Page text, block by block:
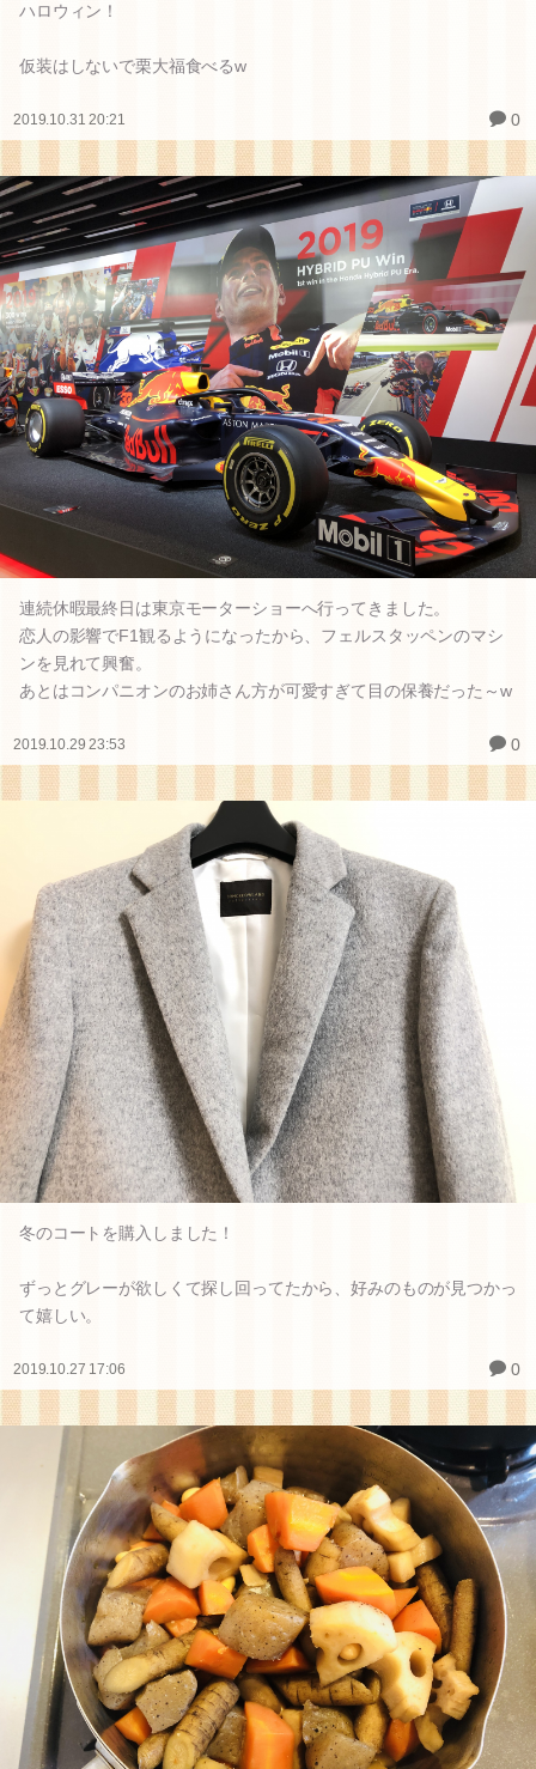
ハロウィン！
仮装はしないで栗大福食べるw
2019.10.31 20:21 0
連続休暇最終日は東京モーターショーへ行ってきました。
恋人の影響でF1観るようになったから、フェルスタッペンのマシ
ンを見れて興奮。
あとはコンパニオンのお姉さん方が可愛すぎて目の保養だった～w
2019.10.29 23:53 0
冬のコートを購入しました！
ずっとグレーが欲しくて探し回ってたから、好みのものが見つかっ
て嬉しい。
2019.10.27 17:06 0